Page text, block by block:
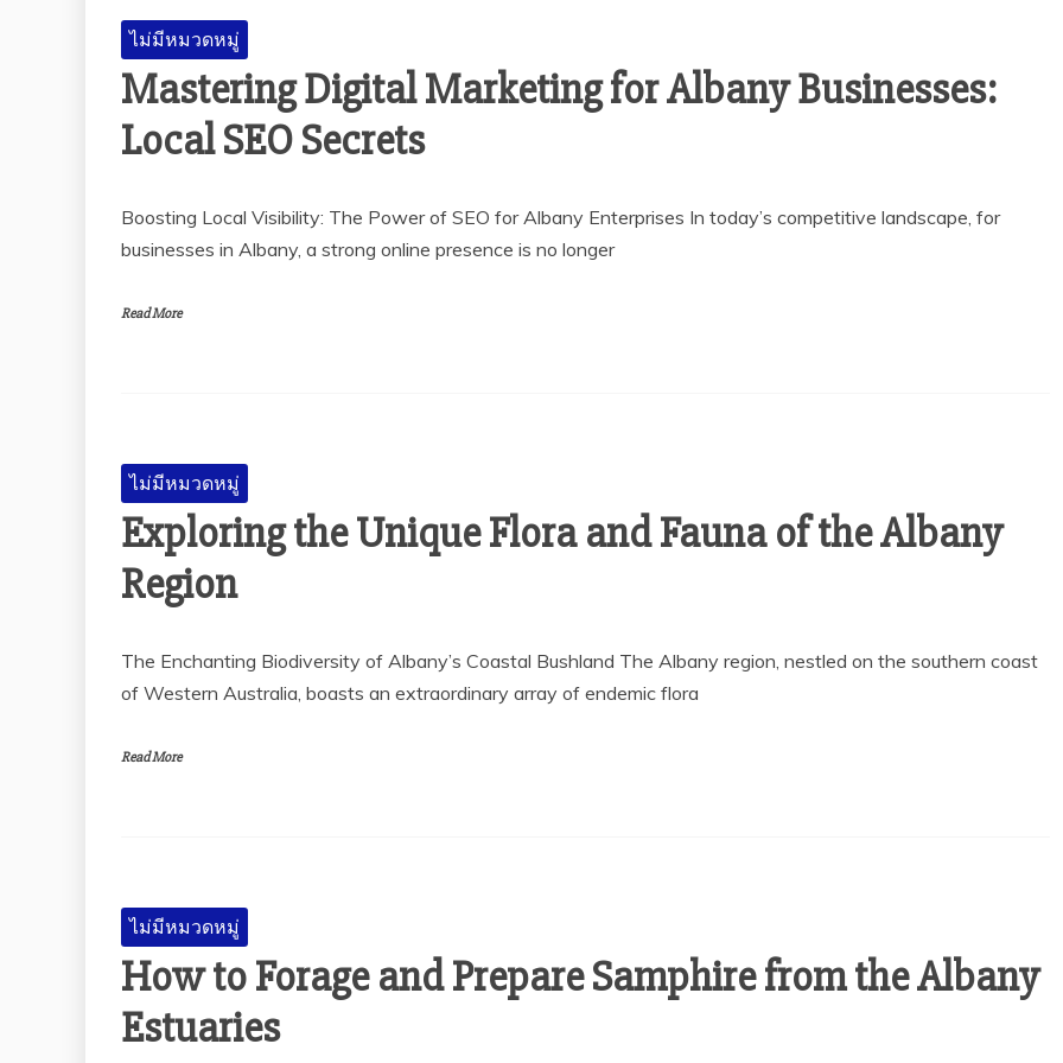
ไม่มีหมวดหมู่
Mastering Digital Marketing for Albany Businesses:
Local SEO Secrets
Boosting Local Visibility: The Power of SEO for Albany Enterprises In today’s competitive landscape, for
businesses in Albany, a strong online presence is no longer
Read More
ไม่มีหมวดหมู่
Exploring the Unique Flora and Fauna of the Albany
Region
The Enchanting Biodiversity of Albany’s Coastal Bushland The Albany region, nestled on the southern coast
of Western Australia, boasts an extraordinary array of endemic flora
Read More
ไม่มีหมวดหมู่
How to Forage and Prepare Samphire from the Albany
Estuaries